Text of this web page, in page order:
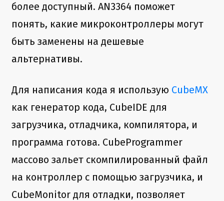
более доступный. AN3364 поможет
понять, какие микроконтроллеры могут
быть заменены на дешевые
альтернативы.
Для написания кода я использую CubeMX
как генератор кода, CubeIDE для
загрузчика, отладчика, компилятора, и
программа готова. CubeProgrammer
массово зальет скомпилированный файл
на контроллер с помощью загрузчика, и
CubeMonitor для отладки, позволяет